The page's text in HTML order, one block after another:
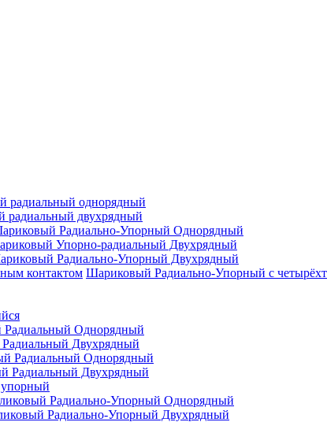
радиальный однорядный
радиальный двухрядный
Радиально-Упорный Однорядный
Упорно-радиальный Двухрядный
Радиально-Упорный Двухрядный
Шариковый Радиально-Упорный с
Радиальный Однорядный
Двухрядный
Радиальный Однорядный
Радиальный Двухрядный
Радиально-Упорный Однорядный
Радиально-Упорный Двухрядный